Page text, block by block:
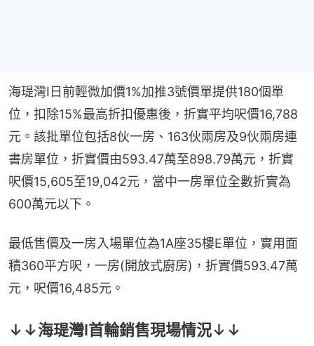
海瑅灣I日前輕微加價1%加推3號價單提供180個單
位，扣除15%最高折扣優惠後，折實平均呎價16,788
元。該批單位包括8伙一房、163伙兩房及9伙兩房連
書房單位，折實價由593.47萬至898.79萬元，折實
呎價15,605至19,042元，當中一房單位全數折實為
600萬元以下。
最低售價及一房入場單位為1A座35樓E單位，實用面
積360平方呎，一房(開放式廚房)，折實價593.47萬
元，呎價16,485元。
↓↓海瑅灣I首輪銷售現場情況↓↓